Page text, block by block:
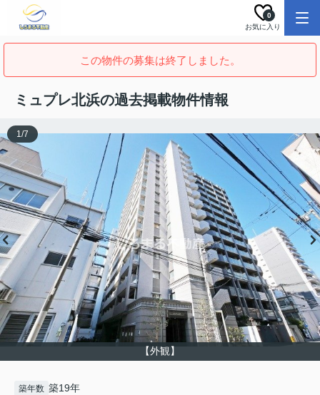
お気に入り
0
この物件の募集は終了しました。
ミュプレ北浜の過去掲載物件情報
【外観】
1/7
築年数 築19年